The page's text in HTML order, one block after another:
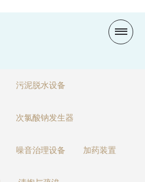
污泥脱水设备
次氯酸钠发生器
噪音治理设备 加药装置